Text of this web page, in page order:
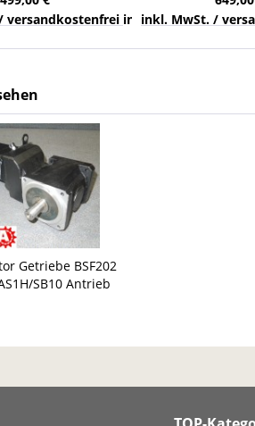
versandkostenfrei innerhalbinkl. MwSt. /
Getriebe BSF202
SB10 Antrieb